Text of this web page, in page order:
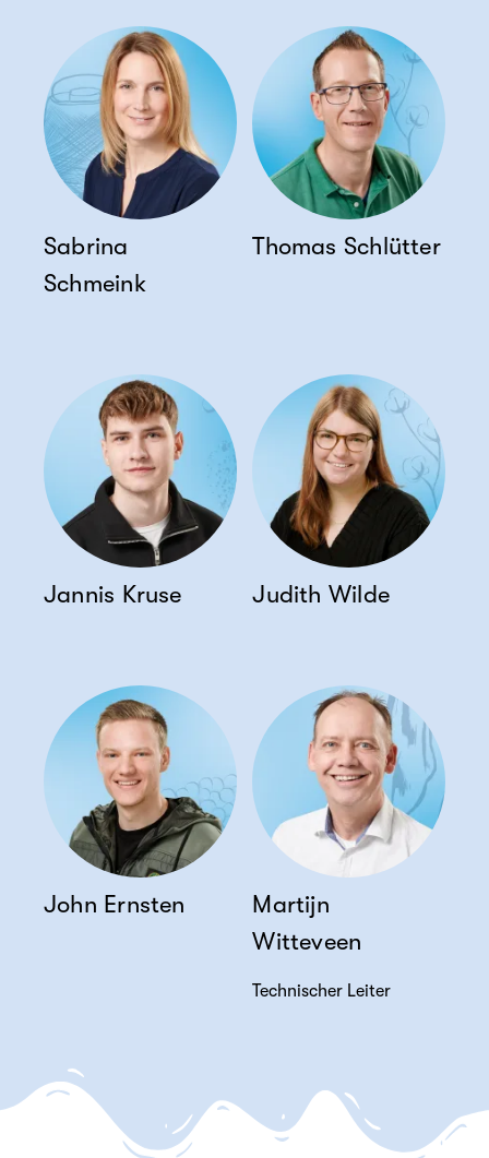
Sabrina
Schmeink
Thomas Schlütter
Jannis Kruse Judith Wilde
John Ernsten
Martijn
Witteveen
Technischer Leiter